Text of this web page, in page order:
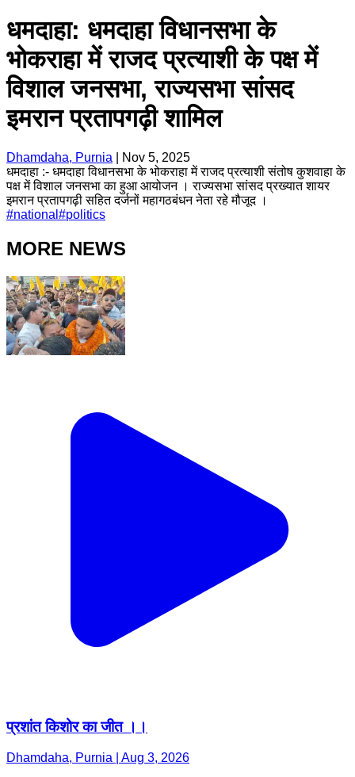
धमदाहा: धमदाहा विधानसभा के
भोकराहा में राजद प्रत्याशी के पक्ष में
विशाल जनसभा, राज्यसभा सांसद
इमरान प्रतापगढ़ी शामिल
Dhamdaha, Purnia
Nov 5, 2025
धमदाहा :- धमदाहा विधानसभा के भोकराहा में राजद प्रत्याशी संतोष कुशवाहा के
पक्ष में विशाल जनसभा का हुआ आयोजन । राज्यसभा सांसद प्रख्यात शायर
इमरान प्रतापगढ़ी सहित दर्जनों महागठबंधन नेता रहे मौजूद ।
#national #politics
MORE NEWS
प्रशांत किशोर का जीत ।।
Dhamdaha, Purnia | Aug 3, 2026